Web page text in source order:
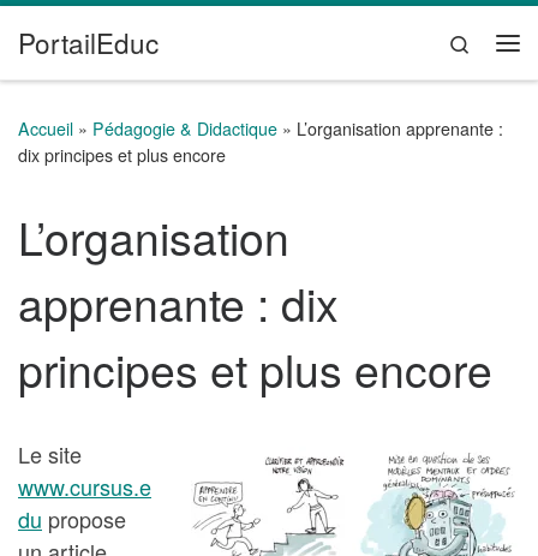
Passer au contenu
PortailEduc
Search
Accueil » Pédagogie & Didactique » L’organisation apprenante :
dix principes et plus encore
L’organisation
apprenante : dix
principes et plus encore
Le site
www.cursus.e
du propose